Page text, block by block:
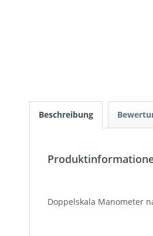
Beschreibung
Doppelskala Manometer